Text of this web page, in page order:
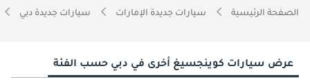
الصفحة الرئيسية سيارات جديدة الإمارات سيارات جديدة دبي
عرض سيارات كوينجسيغ أخرى في دبي حسب الفئة